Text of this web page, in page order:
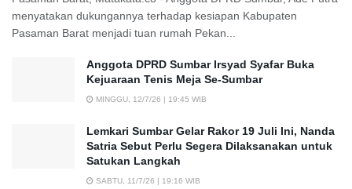
menyatakan dukungannya terhadap kesiapan Kabupaten
Pasaman Barat menjadi tuan rumah Pekan...
Anggota DPRD Sumbar Irsyad Syafar Buka
Kejuaraan Tenis Meja Se-Sumbar
MINGGU, 12/7/26 | 19:45 WIB
Lemkari Sumbar Gelar Rakor 19 Juli Ini, Nanda
Satria Sebut Perlu Segera Dilaksanakan untuk
Satukan Langkah
SABTU, 11/7/26 | 19:16 WIB